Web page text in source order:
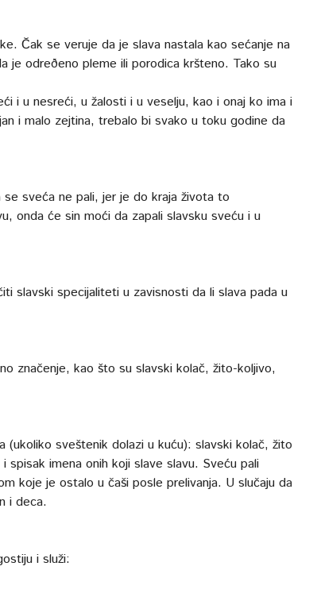
Čak se veruje da je slava nastala kao sećanje na
je odreðeno pleme ili porodica kršteno. Tako su
i u nesreći, u žalosti i u veselju, kao i onaj ko ima i
i malo zejtina, trebalo bi svako u toku godine da
sveća ne pali, jer je do kraja života to
onda će sin moći da zapali slavsku sveću i u
slavski specijaliteti u zavisnosti da li slava pada u
značenje, kao što su slavski kolač, žito-koljivo,
sveštenik dolazi u kuću): slavski kolač, žito
imena onih koji slave slavu. Sveću pali
koje je ostalo u čaši posle prelivanja. U slučaju da
i deca.
i služi: